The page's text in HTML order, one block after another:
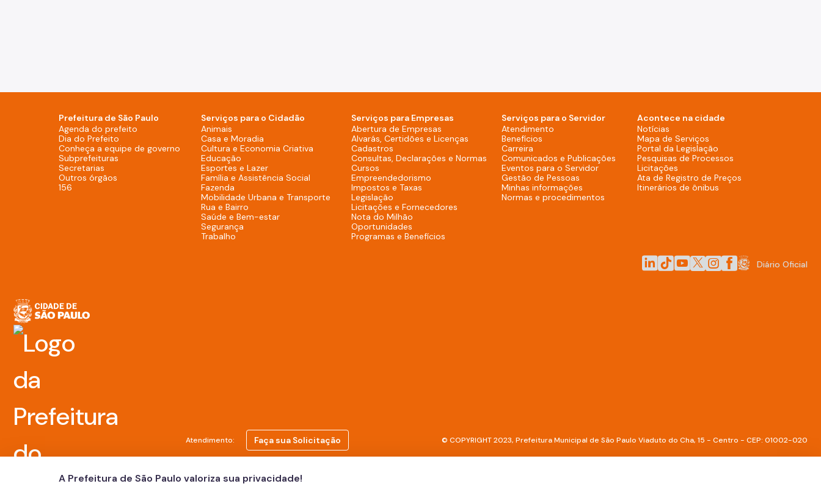
Prefeitura de São Paulo
Agenda do prefeito Agenda do prefeito (Rodapé - Desktop)
Dia do Prefeito Dia do Prefeito (Rodapé - Desktop)
Conheça a equipe de governo Conheça a equipe de governo (Rodapé - Desktop)
Subprefeituras Subprefeituras (Rodapé - Desktop)
Secretarias Secretarias (Rodapé - Desktop)
Outros órgãos Outros órgãos (Rodapé - Desktop)
156
Serviços para o Cidadão
Animais
Casa e Moradia
Cultura e Economia Criativa
Educação
Esportes e Lazer
Família e Assistência Social
Fazenda
Mobilidade Urbana e Transporte
Rua e Bairro
Saúde e Bem-estar
Segurança
Trabalho
Serviços para Empresas
Abertura de Empresas
Alvarás, Certidões e Licenças
Cadastros
Consultas, Declarações e Normas
Cursos
Empreendedorismo
Impostos e Taxas
Legislação
Licitações e Fornecedores
Nota do Milhão
Oportunidades
Programas e Benefícios
Serviços para o Servidor
Atendimento
Benefícios
Carreira
Comunicados e Publicações
Eventos para o Servidor
Gestão de Pessoas
Minhas informações
Normas e procedimentos
Acontece na cidade
NotíciasNotícias (Rodapé - Desktop)
Mapa de ServiçosMapa de Serviços
Portal da LegislaçãoPortal da Legislação
Pesquisas de ProcessosPesquisas de
LicitaçõesLicitações (Rodapé - Desktop)
Ata de Registro de PreçosAta de Registro de
Itinerários de ônibusItinerários de ônibus
LinkedIn da Prefeitura de São Paulo
TikTok da Prefeitura de São Paulo
YouTube da Prefeitura de São Paulo
X da Prefeitura de São Paulo
Instagram da Prefeitura de
Facebook da Prefeitura
Diário Oficial
Atendimento: Faça sua Solicitação © COPYRIGHT 2023, Prefeitura Municipal de São Paulo Viaduto do Cha, 15 - Centro - CEP: 01002-020
A Prefeitura de São Paulo valoriza sua privacidade!